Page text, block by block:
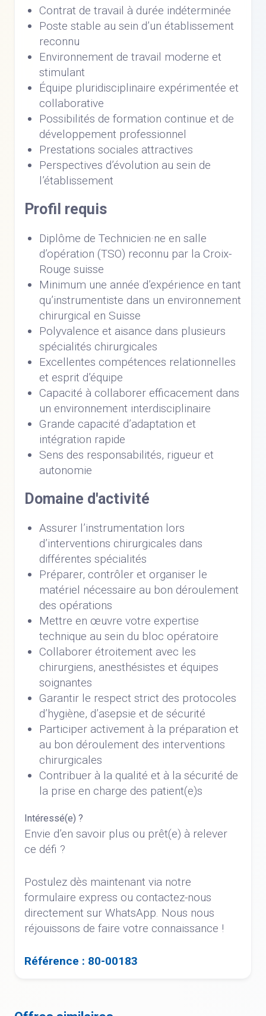
Contrat de travail à durée indéterminée
Poste stable au sein d’un établissement
reconnu
Environnement de travail moderne et
stimulant
Équipe pluridisciplinaire expérimentée et
collaborative
Possibilités de formation continue et de
développement professionnel
Prestations sociales attractives
Perspectives d’évolution au sein de
l’établissement
Profil requis
Diplôme de Technicien·ne en salle
d’opération (TSO) reconnu par la Croix-
Rouge suisse
Minimum une année d’expérience en tant
qu’instrumentiste dans un environnement
chirurgical en Suisse
Polyvalence et aisance dans plusieurs
spécialités chirurgicales
Excellentes compétences relationnelles
et esprit d’équipe
Capacité à collaborer efficacement dans
un environnement interdisciplinaire
Grande capacité d’adaptation et
intégration rapide
Sens des responsabilités, rigueur et
autonomie
Domaine d'activité
Assurer l’instrumentation lors
d’interventions chirurgicales dans
différentes spécialités
Préparer, contrôler et organiser le
matériel nécessaire au bon déroulement
des opérations
Mettre en œuvre votre expertise
technique au sein du bloc opératoire
Collaborer étroitement avec les
chirurgiens, anesthésistes et équipes
soignantes
Garantir le respect strict des protocoles
d’hygiène, d’asepsie et de sécurité
Participer activement à la préparation et
au bon déroulement des interventions
chirurgicales
Contribuer à la qualité et à la sécurité de
la prise en charge des patient(e)s
Intéressé(e) ?
Envie d’en savoir plus ou prêt(e) à relever
ce défi ?
Postulez dès maintenant via notre
formulaire express ou contactez-nous
directement sur WhatsApp. Nous nous
réjouissons de faire votre connaissance !
Référence : 80-00183